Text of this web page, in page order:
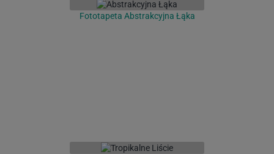
Fototapeta Abstrakcyjna Łąka